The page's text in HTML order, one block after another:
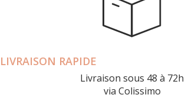
LIVRAISON RAPIDE
Livraison sous 48 à 72h
via Colissimo